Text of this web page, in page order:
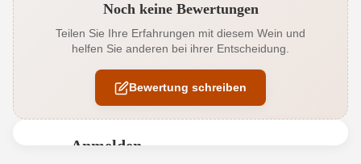
Alkoholgehalt in % 13,5 %
Allergene Enthält Sulfite
Bio EU
Noch keine Bewertungen
Teilen Sie Ihre Erfahrungen mit diesem Wein und
helfen Sie anderen bei ihrer Entscheidung.
Bewertung schreiben
Anmelden